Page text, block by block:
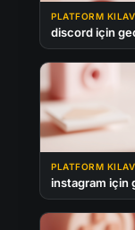
PLATFORM
discord için
PLATFORM
instagram için